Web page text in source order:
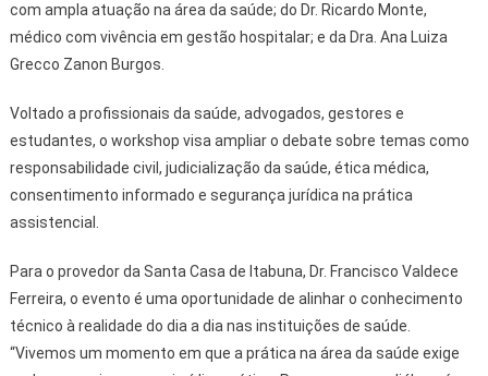
com ampla atuação na área da saúde; do Dr. Ricardo Monte,
médico com vivência em gestão hospitalar; e da Dra. Ana Luiza
Grecco Zanon Burgos.
Voltado a profissionais da saúde, advogados, gestores e
estudantes, o workshop visa ampliar o debate sobre temas como
responsabilidade civil, judicialização da saúde, ética médica,
consentimento informado e segurança jurídica na prática
assistencial.
Para o provedor da Santa Casa de Itabuna, Dr. Francisco Valdece
Ferreira, o evento é uma oportunidade de alinhar o conhecimento
técnico à realidade do dia a dia nas instituições de saúde.
“Vivemos um momento em que a prática na área da saúde exige